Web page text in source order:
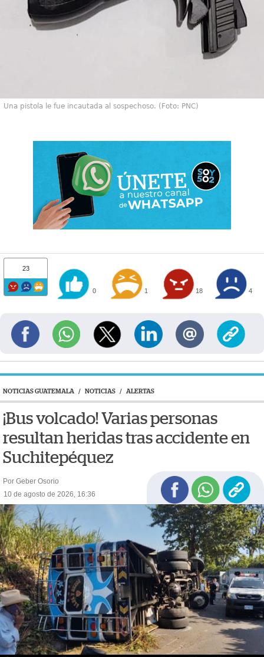
Una pistola le fue incautada al sospechoso. (Foto: PNC)
23
0 1 18 4
NOTICIAS GUATEMALA / NOTICIAS / ALERTAS
¡Bus volcado! Varias personas
resultan heridas tras accidente en
Suchitepéquez
Por Geber Osorio
10 de agosto de 2026, 16:36